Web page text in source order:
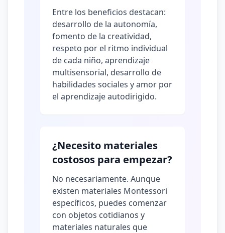
Entre los beneficios destacan:
desarrollo de la autonomía,
fomento de la creatividad,
respeto por el ritmo individual
de cada niño, aprendizaje
multisensorial, desarrollo de
habilidades sociales y amor por
el aprendizaje autodirigido.
¿Necesito materiales
costosos para empezar?
No necesariamente. Aunque
existen materiales Montessori
específicos, puedes comenzar
con objetos cotidianos y
materiales naturales que